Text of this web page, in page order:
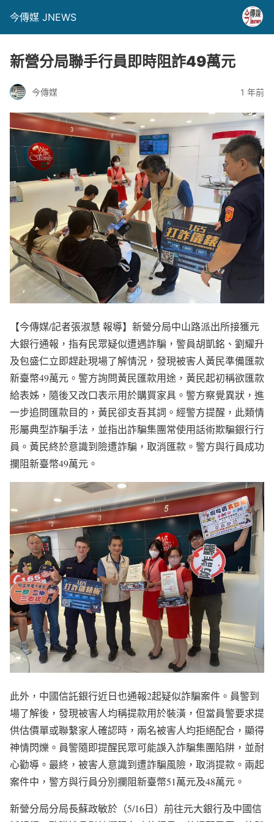
今傳媒 JNEWS
新營分局聯手行員即時阻詐49萬元
今傳媒 1 年前
【今傳媒/記者張淑慧 報導】新營分局中山路派出所接獲元
大銀行通報，指有民眾疑似遭遇詐騙，警員胡凱銘、劉耀升
及包盛仁立即趕赴現場了解情況，發現被害人黃民準備匯款
新臺幣49萬元。警方詢問黃民匯款用途，黃民起初稱欲匯款
給表姊，隨後又改口表示用於購買家具。警方察覺異狀，進
一步追問匯款目的，黃民卻支吾其詞。經警方提醒，此類情
形屬典型詐騙手法，並指出詐騙集團常使用話術欺騙銀行行
員。黃民終於意識到險遭詐騙，取消匯款。警方與行員成功
攔阻新臺幣49萬元。
此外，中國信託銀行近日也通報2起疑似詐騙案件。員警到
場了解後，發現被害人均稱提款用於裝潢，但當員警要求提
供估價單或聯繫家人確認時，兩名被害人均拒絕配合，顯得
神情閃爍。員警隨即提醒民眾可能誤入詐騙集團陷阱，並耐
心勸導。最終，被害人意識到遭詐騙風險，取消提款。兩起
案件中，警方與行員分別攔阻新臺幣51萬元及48萬元。
新營分局分局長蘇政敏於（5/16日）前往元大銀行及中國信